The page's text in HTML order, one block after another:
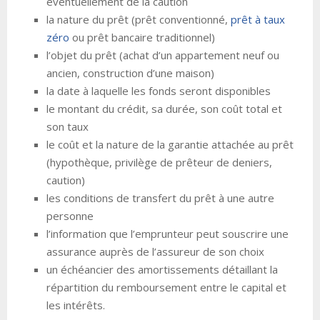
la nature du prêt (prêt conventionné, prêt à taux
zéro ou prêt bancaire traditionnel)
l’objet du prêt (achat d’un appartement neuf ou
ancien, construction d’une maison)
la date à laquelle les fonds seront disponibles
le montant du crédit, sa durée, son coût total et
son taux
le coût et la nature de la garantie attachée au prêt
(hypothèque, privilège de prêteur de deniers,
caution)
les conditions de transfert du prêt à une autre
personne
l’information que l’emprunteur peut souscrire une
assurance auprès de l’assureur de son choix
un échéancier des amortissements détaillant la
répartition du remboursement entre le capital et
les intérêts.